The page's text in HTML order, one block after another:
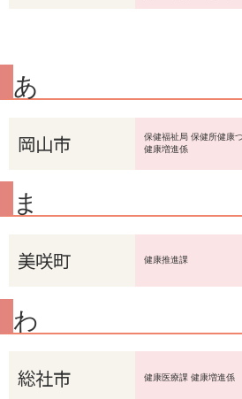
あ
岡山市
保健福祉局 保健所健康
健康増進係
ま
美咲町 健康推進課
わ
総社市 健康医療課 健康増進係